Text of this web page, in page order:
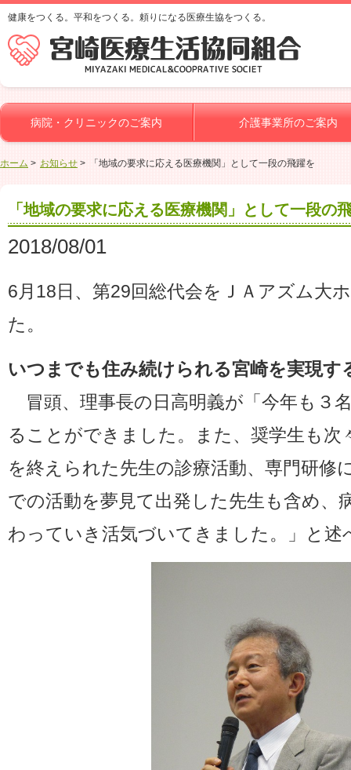
健康をつくる。平和をつくる。頼りになる医療生協をつくる。
病院・クリニックのご案内 介護事業所のご案内
ホーム お知らせ 「地域の要求に応える医療機関」として一段の飛躍を
「地域の要求に応える医療機関」として一段の
2018/08/01
6月18日、第29回総代会をＪＡアズム大
た。
いつまでも住み続けられる宮崎を実現す
冒頭、理事長の日高明義が「今年も３
ることができました。また、奨学生も次
を終えられた先生の診療活動、専門研修
での活動を夢見て出発した先生も含め、
わっていき活気づいてきました。」と述